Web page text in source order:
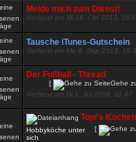
Melde mich zum Dienst!
Verfasst am Mi 16. Okt 2013,
Tausche iTunes-Gutschein
Verfasst am Mo 9. Sep 2013,
Der Fußball - Thread
[
Gehe
Verfasst am Di 1. Jul 2008, 11:47
Topi's
Hobbyköche unter
sich
[